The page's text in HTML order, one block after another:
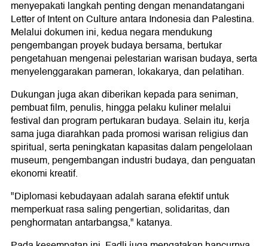
menyepakati langkah penting dengan menandatangani
Letter of Intent on Culture antara Indonesia dan Palestina.
Melalui dokumen ini, kedua negara mendukung
pengembangan proyek budaya bersama, bertukar
pengetahuan mengenai pelestarian warisan budaya, serta
menyelenggarakan pameran, lokakarya, dan pelatihan.
Dukungan juga akan diberikan kepada para seniman,
pembuat film, penulis, hingga pelaku kuliner melalui
festival dan program pertukaran budaya. Selain itu, kerja
sama juga diarahkan pada promosi warisan religius dan
spiritual, serta peningkatan kapasitas dalam pengelolaan
museum, pengembangan industri budaya, dan penguatan
ekonomi kreatif.
"Diplomasi kebudayaan adalah sarana efektif untuk
memperkuat rasa saling pengertian, solidaritas, dan
penghormatan antarbangsa," katanya.